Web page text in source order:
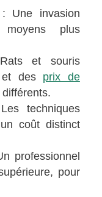
Une invasion
plus
et souris
et des prix de
différents.
techniques
coût distinct
professionnel
pour